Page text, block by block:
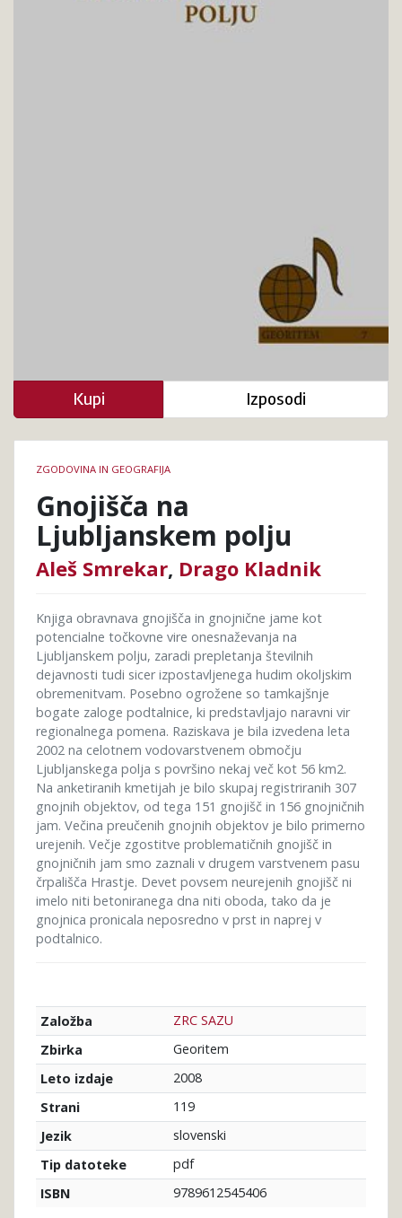
knjige
ZGODOVINA IN GEOGRAFIJA
Gnojišča na
Ljubljanskem polju
Aleš Smrekar, Drago Kladnik
Knjiga obravnava gnojišča in gnojnične jame kot
potencialne točkovne vire onesnaževanja na
Ljubljanskem polju, zaradi prepletanja številnih
dejavnosti tudi sicer izpostavljenega hudim okoljskim
obremenitvam. Posebno ogrožene so tamkajšnje
bogate zaloge podtalnice, ki predstavljajo naravni vir
regionalnega pomena. Raziskava je bila izvedena leta
2002 na celotnem vodovarstvenem območju
Ljubljanskega polja s površino nekaj več kot 56 km2.
Na anketiranih kmetijah je bilo skupaj registriranih 307
gnojnih objektov, od tega 151 gnojišč in 156 gnojničnih
jam. Večina preučenih gnojnih objektov je bilo primerno
urejenih. Večje zgostitve problematičnih gnojišč in
gnojničnih jam smo zaznali v drugem varstvenem pasu
črpališča Hrastje. Devet povsem neurejenih gnojišč ni
imelo niti betoniranega dna niti oboda, tako da je
gnojnica pronicala neposredno v prst in naprej v
podtalnico.
Založba
ZRC SAZU
Zbirka
Georitem
Leto izdaje
2008
Strani
119
Jezik
slovenski
Tip datoteke
pdf
ISBN
9789612545406
Kupi Izposodi